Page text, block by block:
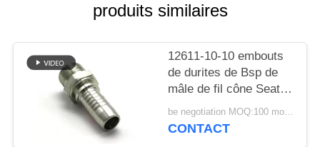
PRIVACY
POLICY
produits similaires
12611-10-10 embouts
de durites de Bsp de
mâle de fil cône Seat
de 60 degrés
be negotiation MOQ:100 morceaux
CONTACT